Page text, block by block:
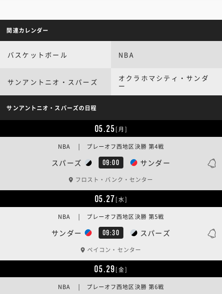
関連カレンダー
バスケットボール NBA
サンアントニオ・スパーズ
オクラホマシティ・サンダ
ー
サンアントニオ・スパーズの日程
05.25[月]
スパーズ 09:00 サンダー
NBA | プレーオフ西地区決勝 第4戦
フロスト・バンク・センター
05.27[水]
サンダー 09:30 スパーズ
NBA | プレーオフ西地区決勝 第5戦
ペイコン・センター
05.29[金]
NBA | プレーオフ西地区決勝 第6戦